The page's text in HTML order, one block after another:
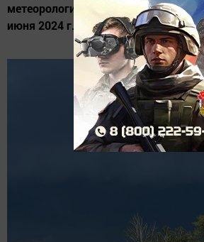
метеорологических явлений с 18 ч.
июня 2024 г.